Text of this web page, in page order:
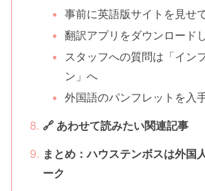
事前に英語版サイトを見せ
翻訳アプリをダウンロード
スタッフへの質問は「イン
ン」へ
外国語のパンフレットを入
🔗 あわせて読みたい関連記事
まとめ：ハウステンボスは外国
ーク